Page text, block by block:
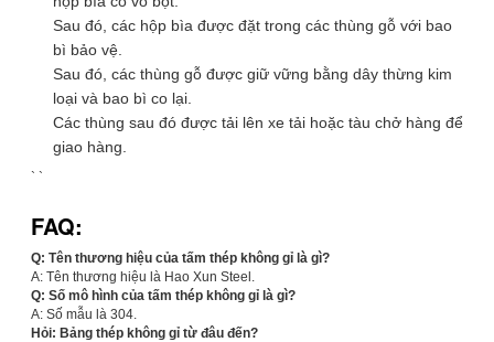
Sau đó, các hộp bìa được đặt trong các thùng gỗ với bao
bì bảo vệ.
Sau đó, các thùng gỗ được giữ vững bằng dây thừng kim
loại và bao bì co lại.
Các thùng sau đó được tải lên xe tải hoặc tàu chở hàng để
giao hàng.
` `
FAQ:
Q: Tên thương hiệu của tấm thép không gỉ là gì?
A: Tên thương hiệu là Hao Xun Steel.
Q: Số mô hình của tấm thép không gỉ là gì?
A: Số mẫu là 304.
Hỏi: Bảng thép không gỉ từ đâu đến?